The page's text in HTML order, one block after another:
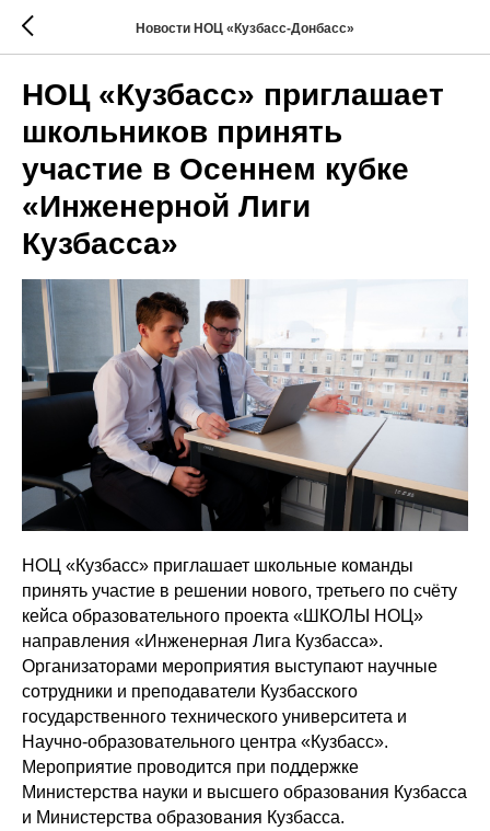
Новости НОЦ «Кузбасс-Донбасс»
НОЦ «Кузбасс» приглашает
школьников принять
участие в Осеннем кубке
«Инженерной Лиги
Кузбасса»
НОЦ «Кузбасс» приглашает школьные команды
принять участие в решении нового, третьего по счёту
кейса образовательного проекта «ШКОЛЫ НОЦ»
направления «Инженерная Лига Кузбасса».
Организаторами мероприятия выступают научные
сотрудники и преподаватели Кузбасского
государственного технического университета и
Научно-образовательного центра «Кузбасс».
Мероприятие проводится при поддержке
Министерства науки и высшего образования Кузбасса
и Министерства образования Кузбасса.